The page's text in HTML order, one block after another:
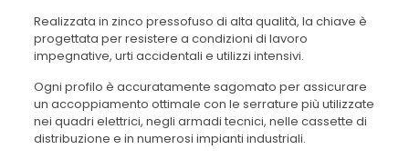
Realizzata in zinco pressofuso di alta qualità, la chiave è
progettata per resistere a condizioni di lavoro
impegnative, urti accidentali e utilizzi intensivi.
Ogni profilo è accuratamente sagomato per assicurare
un accoppiamento ottimale con le serrature più utilizzate
nei quadri elettrici, negli armadi tecnici, nelle cassette di
distribuzione e in numerosi impianti industriali.